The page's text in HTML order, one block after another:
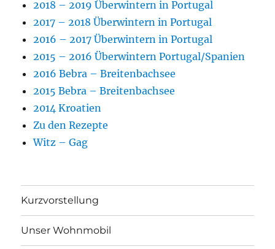
2018 – 2019 Überwintern in Portugal
2017 – 2018 Überwintern in Portugal
2016 – 2017 Überwintern in Portugal
2015 – 2016 Überwintern Portugal/Spanien
2016 Bebra – Breitenbachsee
2015 Bebra – Breitenbachsee
2014 Kroatien
Zu den Rezepte
Witz – Gag
Kurzvorstellung
Unser Wohnmobil